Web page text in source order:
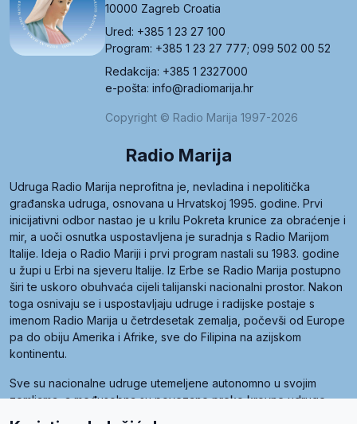
10000 Zagreb Croatia
Ured: +385 1 23 27 100
Program: +385 1 23 27 777; 099 502 00 52
Redakcija: +385 1 2327000
e-pošta: info@radiomarija.hr
Copyright © Radio Marija 1997-2026
Radio Marija
Udruga Radio Marija neprofitna je, nevladina i nepolitička
građanska udruga, osnovana u Hrvatskoj 1995. godine. Prvi
inicijativni odbor nastao je u krilu Pokreta krunice za obraćenje i
mir, a uoči osnutka uspostavljena je suradnja s Radio Marijom
Italije. Ideja o Radio Mariji i prvi program nastali su 1983. godine
u župi u Erbi na sjeveru Italije. Iz Erbe se Radio Marija postupno
širi te uskoro obuhvaća cijeli talijanski nacionalni prostor. Nakon
toga osnivaju se i uspostavljaju udruge i radijske postaje s
imenom Radio Marija u četrdesetak zemalja, počevši od Europe
pa do obiju Amerika i Afrike, sve do Filipina na azijskom
kontinentu.
Sve su nacionalne udruge utemeljene autonomno u svojim
zemljama, a međusobna su povezane preko krovne udruge